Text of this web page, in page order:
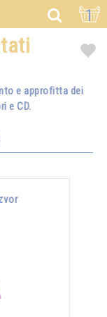
1
e approfitta dei
e CD.